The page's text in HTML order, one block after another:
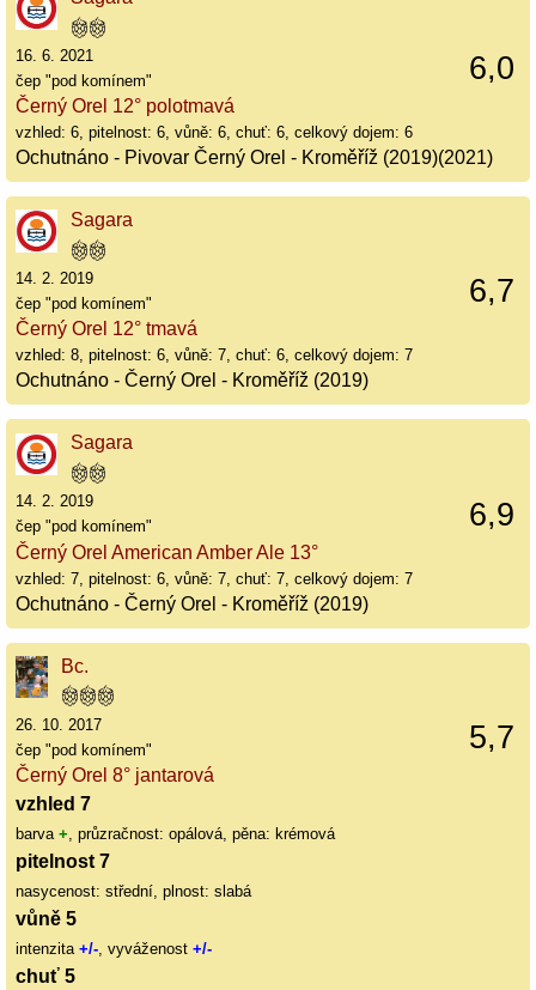
6,0
16. 6. 2021
čep "pod komínem"
Černý Orel 12° polotmavá
vzhled: 6, pitelnost: 6, vůně: 6, chuť: 6, celkový dojem: 6
Ochutnáno - Pivovar Černý Orel - Kroměříž (2019)(2021)
Sagara
6,7
14. 2. 2019
čep "pod komínem"
Černý Orel 12° tmavá
vzhled: 8, pitelnost: 6, vůně: 7, chuť: 6, celkový dojem: 7
Ochutnáno - Černý Orel - Kroměříž (2019)
Sagara
6,9
14. 2. 2019
čep "pod komínem"
Černý Orel American Amber Ale 13°
vzhled: 7, pitelnost: 6, vůně: 7, chuť: 7, celkový dojem: 7
Ochutnáno - Černý Orel - Kroměříž (2019)
Bc.
5,7
26. 10. 2017
čep "pod komínem"
Černý Orel 8° jantarová
vzhled 7
barva + , průzračnost: opálová, pěna: krémová
pitelnost 7
nasycenost: střední, plnost: slabá
vůně 5
intenzita +/- , vyváženost +/-
chuť 5